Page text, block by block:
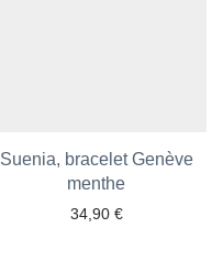
Suenia, bracelet Genève
menthe
34,90 €